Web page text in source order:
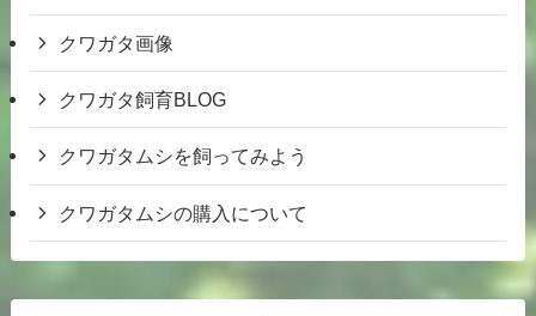
クワガタ画像
クワガタ飼育BLOG
クワガタムシを飼ってみよう
クワガタムシの購入について